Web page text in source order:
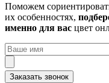
Поможем
их особенностях,
именно для вас цвет
Заказать звонок